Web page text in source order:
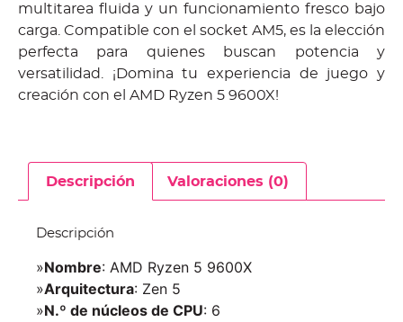
multitarea fluida y un funcionamiento fresco bajo
carga. Compatible con el socket AM5, es la elección
perfecta para quienes buscan potencia y
versatilidad. ¡Domina tu experiencia de juego y
creación con el AMD Ryzen 5 9600X!
Descripción Valoraciones (0)
Descripción
»Nombre: AMD Ryzen 5 9600X
»Arquitectura: Zen 5
»N.º de núcleos de CPU: 6